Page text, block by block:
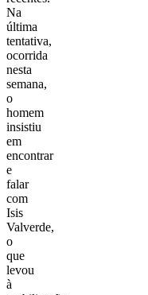
Na
última
tentativa,
ocorrida
nesta
semana,
o
homem
insistiu
em
encontrar
e
falar
com
Isis
Valverde,
o
que
levou
à